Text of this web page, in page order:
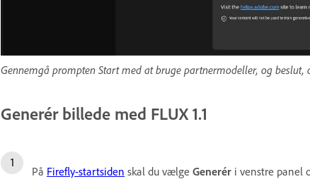
Gennemgå prompten Start med at bruge partnermodeller, og
Generér billede med FLUX 1.1
På Firefly-startsiden skal du vælge Generér i venstre panel